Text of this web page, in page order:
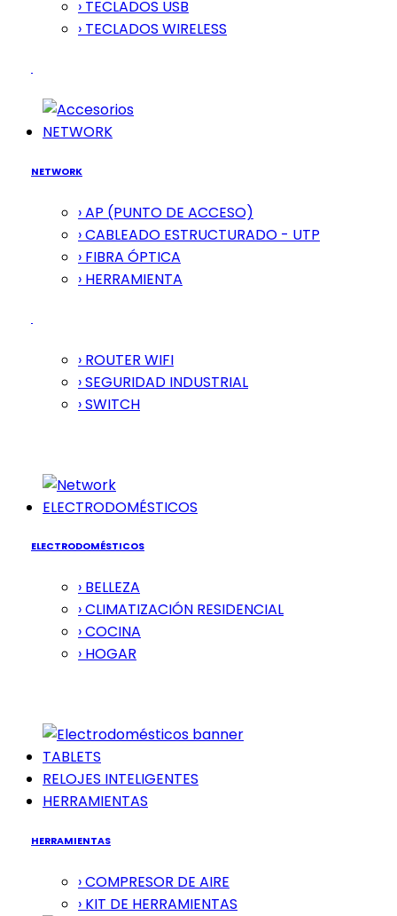
› TECLADOS USB
› TECLADOS WIRELESS
NETWORK
NETWORK
› AP (PUNTO DE ACCESO)
› CABLEADO ESTRUCTURADO - UTP
› FIBRA ÓPTICA
› HERRAMIENTA
› ROUTER WIFI
› SEGURIDAD INDUSTRIAL
› SWITCH
ELECTRODOMÉSTICOS
ELECTRODOMÉSTICOS
› BELLEZA
› CLIMATIZACIÓN RESIDENCIAL
› COCINA
› HOGAR
TABLETS
RELOJES INTELIGENTES
HERRAMIENTAS
HERRAMIENTAS
› COMPRESOR DE AIRE
› KIT DE HERRAMIENTAS